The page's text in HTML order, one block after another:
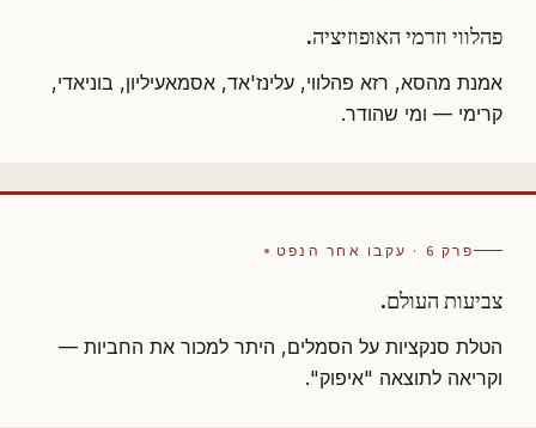
פהלווי וזרמי האופוזיציה.
אמנת מהסא, רזא פהלווי, עלינז'אד, אסמאעיליון, בוניאדי,
קרימי — ומי שהודר.
פרק 6 · עקבו אחר הנפט
צביעות העולם.
הטלת סנקציות על הסמלים, היתר למכור את החביות —
וקריאה לתוצאה "איפוק".